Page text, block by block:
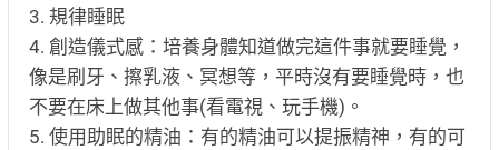
3. 規律睡眠
4. 創造儀式感：培養身體知道做完這件事就要睡覺，
像是刷牙、擦乳液、冥想等，平時沒有要睡覺時，也
不要在床上做其他事(看電視、玩手機)。
5. 使用助眠的精油：有的精油可以提振精神，有的可